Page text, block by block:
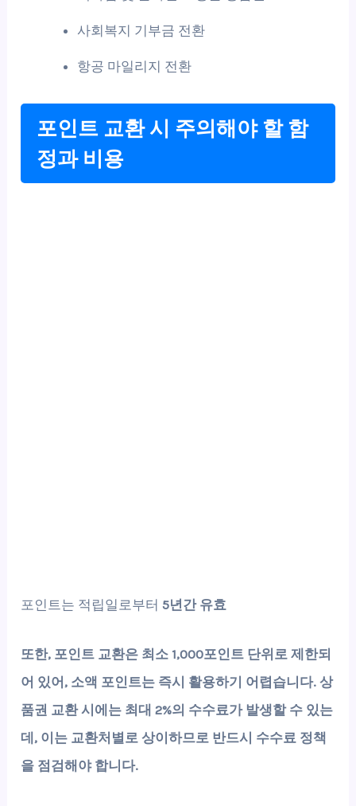
사회복지 기부금 전환
항공 마일리지 전환
포인트 교환 시 주의해야 할 함
정과 비용
포인트는 적립일로부터5년간 유효
또한, 포인트 교환은 최소 1,000포인트 단위 로 제한되
어 있어, 소액 포인트는 즉시 활용하기 어렵습니다. 상
품권 교환 시에는 최대2%의 수수료가 발생할 수 있는
데, 이는 교환처별로 상이하므로 반드시 수수료 정책
을 점검해야 합니다.